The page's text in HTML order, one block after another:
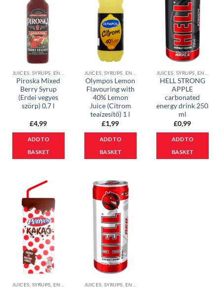
Piroska Mixed
Berry Syrup
(Erdei vegyes
szörp) 0,7 l
£4,99
ADD TO
BASKET
Olympos Lemon
Flavouring with
40% Lemon
Juice (Citrom
teaízesítő) 1 l
£1,99
ADD TO
BASKET
HELL STRONG
APPLE
carbonated
energy drink 250
ml
£0,99
ADD TO
BASKET